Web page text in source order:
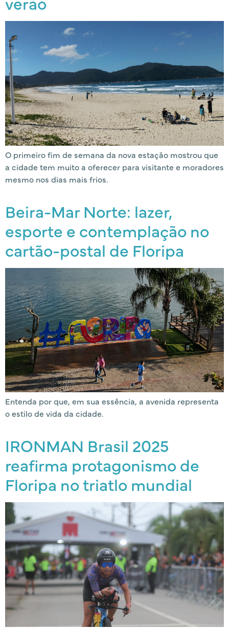
O primeiro fim de semana da nova estação mostrou que
a cidade tem muito a oferecer para visitante e moradores
mesmo nos dias mais frios.
Beira-Mar Norte: lazer,
esporte e contemplação no
cartão-postal de Floripa
Entenda por que, em sua essência, a avenida representa
o estilo de vida da cidade.
IRONMAN Brasil 2025
reafirma protagonismo de
Floripa no triatlo mundial